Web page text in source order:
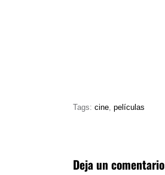
Tags: cine películas
Deja un comentario